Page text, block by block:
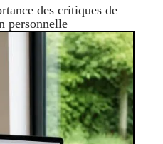
des critiques de
personnelle